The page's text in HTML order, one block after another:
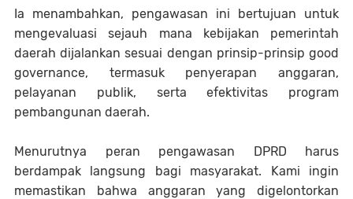
Ia menambahkan, pengawasan ini bertujuan untuk
mengevaluasi sejauh mana kebijakan pemerintah
daerah dijalankan sesuai dengan prinsip-prinsip good
governance, termasuk penyerapan anggaran,
pelayanan publik, serta efektivitas program
pembangunan daerah.
Menurutnya peran pengawasan DPRD harus
berdampak langsung bagi masyarakat. Kami ingin
memastikan bahwa anggaran yang digelontorkan